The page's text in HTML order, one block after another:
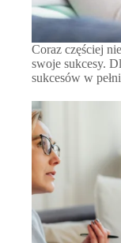
Coraz częściej
swoje sukcesy.
sukcesów w